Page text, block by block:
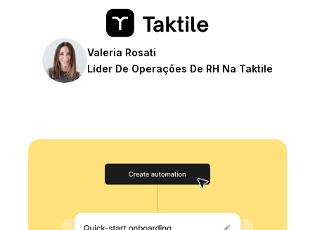
Valeria Rosati
Líder De Operações De RH Na Taktile